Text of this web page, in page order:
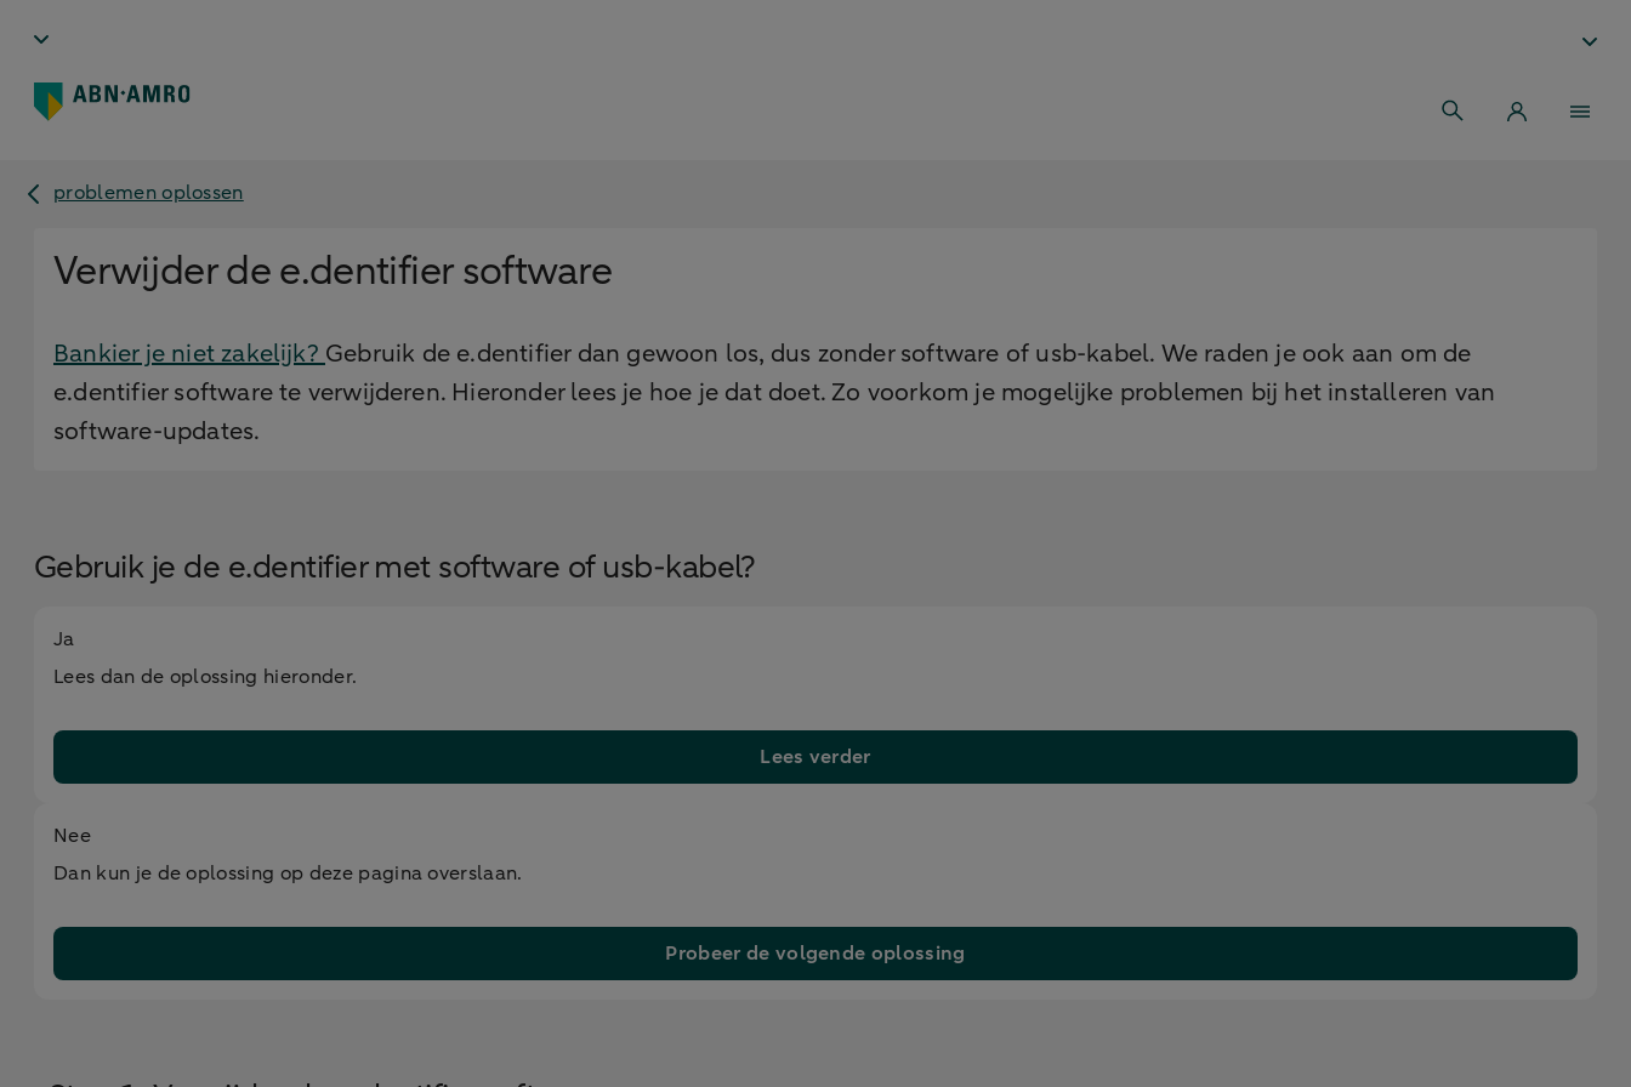
problemen oplossen
Verwijder de e.dentifier software
Bankier je niet zakelijk? Gebruik de e.dentifier dan gewoon los, dus zonder software of usb-kabel. We raden je ook aan om de
e.dentifier software te verwijderen. Hieronder lees je hoe je dat doet. Zo voorkom je mogelijke problemen bij het installeren van
software-updates.
Gebruik je de e.dentifier met software of usb-kabel?
Ja
Lees dan de oplossing hieronder.
Lees verder
Nee
Dan kun je de oplossing op deze pagina overslaan.
Probeer de volgende oplossing